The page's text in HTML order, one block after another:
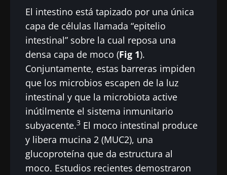
El intestino está tapizado por una única
capa de células llamada “epitelio
intestinal” sobre la cual reposa una
densa capa de moco (Fig 1).
Conjuntamente, estas barreras impiden
que los microbios escapen de la luz
intestinal y que la microbiota active
inútilmente el sistema inmunitario
subyacente.3 El moco intestinal produce
y libera mucina 2 (MUC2), una
glucoproteína que da estructura al
moco. Estudios recientes demostraron
Está a punto de ser redirigido y de dejar
nuestro sitio web.
Ser redirigido
Quedarse en el sitio web del Biocodex Microbiota
Institute
Me gustaría registrarme para recibir más
noticias de Biocodex
He leído y acepto lascondiciones generales
de uso y la
política de protección de datos
Biocodex Microbiota Institute
* Campo obligatorio
He leído y acepto lascondiciones generales
de uso y lapolítica de protección de datos
Biocodex Microbiota Institute
* Campo obligatorio
BMI 20-35
Descubrir